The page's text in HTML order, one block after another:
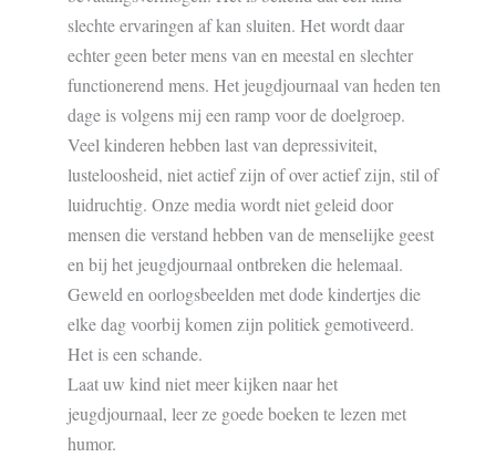
slechte ervaringen af kan sluiten. Het wordt daar
echter geen beter mens van en meestal en slechter
functionerend mens. Het jeugdjournaal van heden ten
dage is volgens mij een ramp voor de doelgroep.
Veel kinderen hebben last van depressiviteit,
lusteloosheid, niet actief zijn of over actief zijn, stil of
luidruchtig. Onze media wordt niet geleid door
mensen die verstand hebben van de menselijke geest
en bij het jeugdjournaal ontbreken die helemaal.
Geweld en oorlogsbeelden met dode kindertjes die
elke dag voorbij komen zijn politiek gemotiveerd.
Het is een schande.
Laat uw kind niet meer kijken naar het
jeugdjournaal, leer ze goede boeken te lezen met
humor.